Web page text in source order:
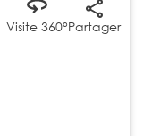
Visite 360°Partager